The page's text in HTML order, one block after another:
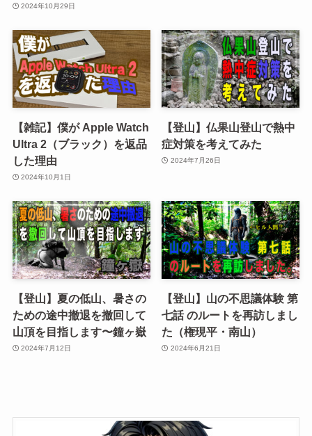
2024年10月29日
【雑記】僕が Apple Watch
Ultra 2（ブラック）を返品
した理由
2024年10月1日
【登山】仏果山登山で熱中
症対策を考えてみた
2024年7月26日
【登山】夏の低山、暑さの
ための途中撤退を撤回して
山頂を目指します〜鐘ヶ嶽
2024年7月12日
【登山】山の不思議体験 第
七話 のルートを再訪しまし
た（権現平・南山）
2024年6月21日